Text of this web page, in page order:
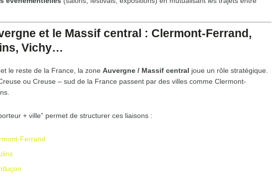
et le Massif central : Clermont-Ferrand,
Vichy…
le reste de la France, la zone Auvergne / Massif central joue un rôle stratégique.
ou Creuse – sud de la France passent par des villes comme Clermont-
+ ville” permet de structurer ces liaisons :
Ferrand